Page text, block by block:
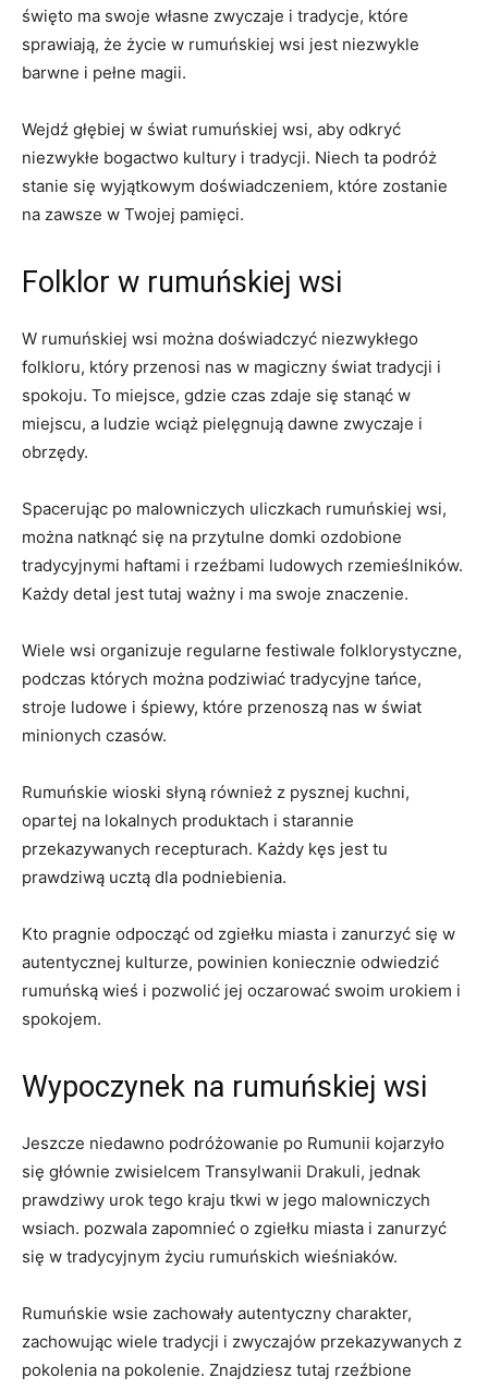
święto ma swoje własne ‌zwyczaje i tradycje, które
sprawiają, że życie w rumuńskiej wsi ⁣jest niezwykle
barwne i‌ pełne magii.
Wejdź głębiej w świat⁢ rumuńskiej⁤ wsi, aby odkryć⁣
niezwykłe bogactwo kultury i ⁤tradycji. Niech ta podróż
⁢stanie się wyjątkowym doświadczeniem, które zostanie
na zawsze w Twojej pamięci.
Folklor w rumuńskiej wsi
W rumuńskiej wsi można ​doświadczyć⁣ niezwykłego
folkloru, który ‍przenosi nas w ⁤magiczny świat ‌tradycji i
spokoju. ⁣To miejsce, ‌gdzie czas ⁣zdaje się stanąć w
miejscu, a ludzie⁣ wciąż pielęgnują‍ dawne zwyczaje i
obrzędy.
Spacerując ⁢po malowniczych ⁤uliczkach ⁢rumuńskiej wsi,⁣
można natknąć się na przytulne domki ozdobione
tradycyjnymi haftami i rzeźbami ludowych rzemieślników.
Każdy detal jest tutaj ​ważny‍ i ma swoje znaczenie.
Wiele wsi organizuje regularne festiwale folklorystyczne,⁢
podczas których można⁤ podziwiać​ tradycyjne ⁣tańce,
‌stroje ⁢ludowe i ‌śpiewy, które przenoszą nas w świat
⁤minionych ⁤czasów.
Rumuńskie wioski słyną⁢ również ⁢z ⁤pysznej kuchni,
opartej ‌na lokalnych produktach i starannie​
przekazywanych recepturach. ⁤Każdy kęs jest tu
prawdziwą ucztą dla podniebienia.
Kto pragnie ‌odpocząć od ⁣zgiełku ‌miasta i‌ zanurzyć ⁤się ⁢w
autentycznej⁤ kulturze, powinien koniecznie odwiedzić
rumuńską⁤ wieś i pozwolić jej oczarować swoim urokiem i
spokojem.
Wypoczynek na rumuńskiej wsi
Jeszcze niedawno​ podróżowanie po Rumunii kojarzyło
⁣się głównie zwisielcem Transylwanii‌ Drakuli, jednak​
prawdziwy urok tego kraju tkwi w jego malowniczych
wsiach. ⁣pozwala zapomnieć o zgiełku miasta i zanurzyć
⁤się‍ w‍ tradycyjnym życiu rumuńskich ⁢wieśniaków.
Rumuńskie wsie zachowały autentyczny charakter,
zachowując wiele tradycji i ​zwyczajów przekazywanych z
pokolenia na pokolenie. Znajdziesz tutaj rzeźbione‌